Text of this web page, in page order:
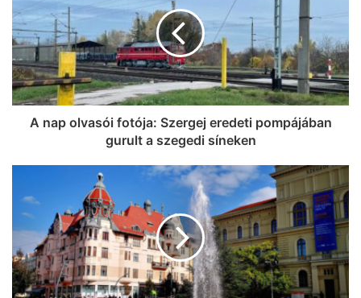
A nap olvasói fotója: Szergej eredeti pompájában
gurult a szegedi síneken